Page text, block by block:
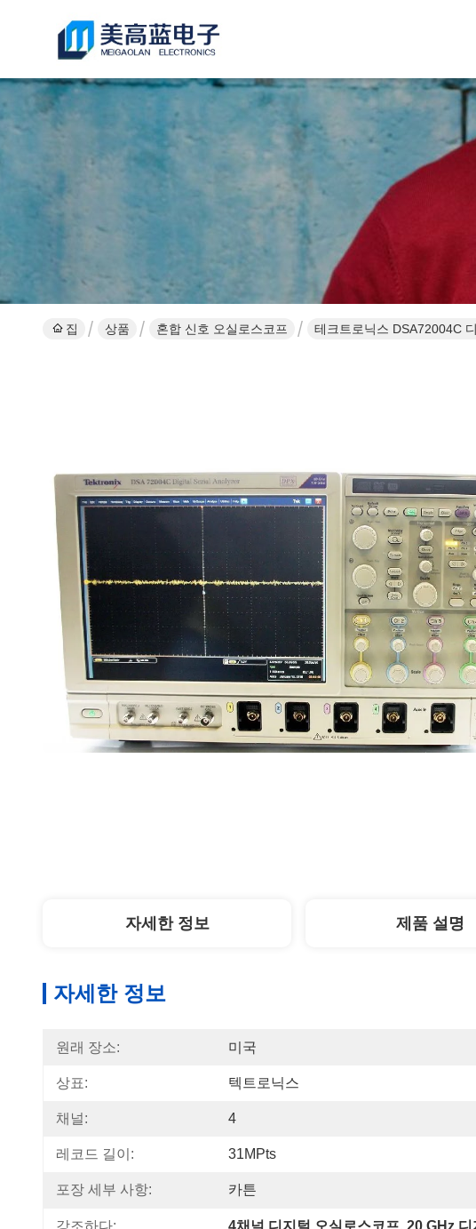
집 상품 혼합 신호 오실로스코프 테크트로닉스 DSA72004C
자세한 정보 제품 설명
자세한 정보
원래 장소: 미국
상표: 텍트로닉스
채널: 4
레코드 길이: 31MPts
포장 세부 사항: 카튼
강조하다: 4채널 디지털 오실로스코프, 20 GHz